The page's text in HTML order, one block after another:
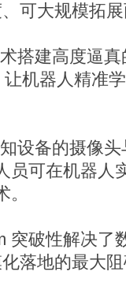
可大规模拓
搭建高度逼真
机器人精准
设备的摄像头
员可在机器人
破性解决了
落地的最大